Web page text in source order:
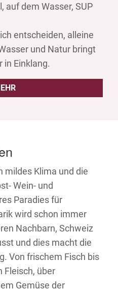
auf dem Wasser, SUP
entscheiden, alleine
und Natur bringt
in Einklang.
mildes Klima und die
Wein- und
Paradies für
wird schon immer
Nachbarn, Schweiz
und dies macht die
Von frischem Fisch bis
Fleisch, über
Gemüse der